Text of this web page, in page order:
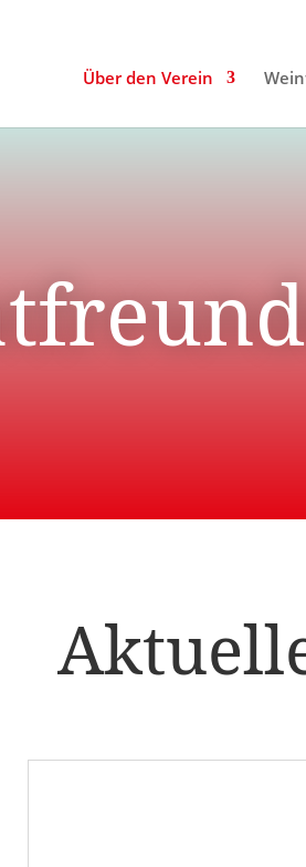
Über den Verein